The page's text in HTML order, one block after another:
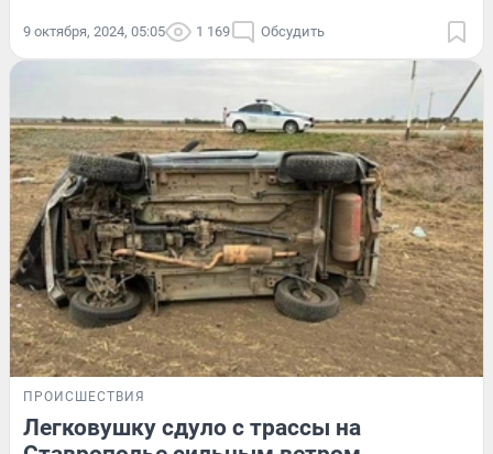
9 октября, 2024, 05:05 1 169 Обсудить
ПРОИСШЕСТВИЯ
Легковушку сдуло с трассы на